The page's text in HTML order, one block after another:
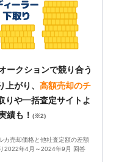
ークションで競り合う
がり、 高額売却のチ
りや一括査定サイトよ
績も！ (※2)
売却価格と他社査定額の差額
2022年4月～2024年9月 回答